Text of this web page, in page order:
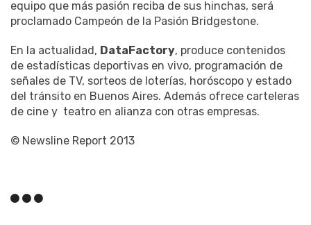
equipo que más pasión reciba de sus hinchas, será
proclamado Campeón de la Pasión Bridgestone.
En la actualidad, DataFactory, produce contenidos
de estadísticas deportivas en vivo, programación de
señales de TV, sorteos de loterías, horóscopo y estado
del tránsito en Buenos Aires. Además ofrece carteleras
de cine y teatro en alianza con otras empresas.
© Newsline Report 2013